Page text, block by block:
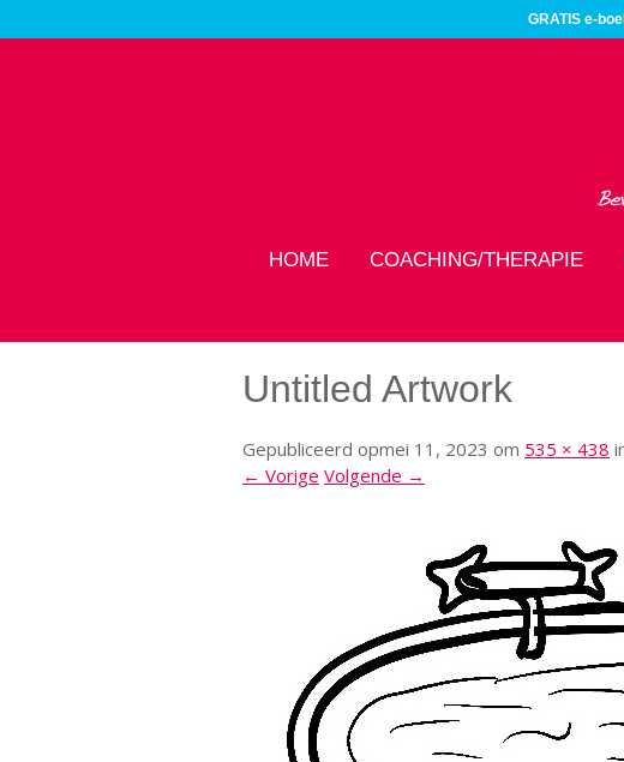
GRATIS e-
HOME COACHING/THERAPIE
Untitled Artwork
Gepubliceerd opmei 11, 2023 om 535 × 438
← Vorige Volgende →